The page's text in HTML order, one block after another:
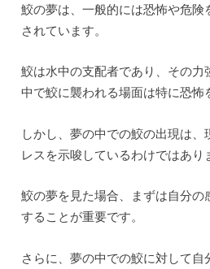
鮫の夢は、一般的には恐怖や危険
されています。
鮫は水中の支配者であり、その力
中で鮫に襲われる場面は特に恐怖
しかし、夢の中での鮫の出現は、
レスを示唆しているわけではあり
鮫の夢を見た場合、まずは自分の
することが重要です。
さらに、夢の中での鮫に対して自